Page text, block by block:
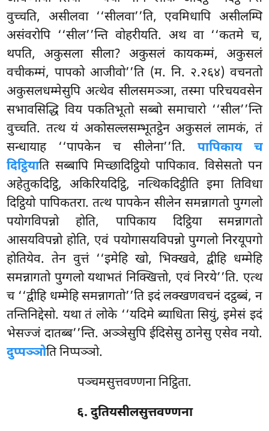
वुच्चति, असीलवा ‘‘सीलवा’’ति, एवमिधापि असीलम्पि
असंवरोपि ‘‘सील’’न्ति वोहरीयति. अथ वा ‘‘कतमे च,
थपति, अकुसला सीला? अकुसलं कायकम्मं, अकुसलं
वचीकम्मं, पापको आजीवो’’ति (म. नि. २.२६४) वचनतो
अकुसलधम्मेसुपि अत्थेव सीलसमञ्ञा, तस्मा परिचयवसेन
सभावसिद्धि विय पकतिभूतो सब्बो समाचारो ‘‘सील’’न्ति
वुच्चति. तत्थ यं अकोसल्लसम्भूतट्ठेन अकुसलं लामकं, तं
सन्धायाह ‘‘पापकेन च सीलेना’’ति. पापिकाय च
दिट्ठियाति सब्बापि मिच्छादिट्ठियो पापिकाव. विसेसतो पन
अहेतुकदिट्ठि, अकिरियदिट्ठि, नत्थिकदिट्ठीति इमा तिविधा
दिट्ठियो पापिकतरा. तत्थ पापकेन सीलेन समन्नागतो पुग्गलो
पयोगविपन्नो होति, पापिकाय दिट्ठिया समन्नागतो
आसयविपन्नो होति, एवं पयोगासयविपन्नो पुग्गलो निरयूपगो
होतियेव. तेन वुत्तं ‘‘इमेहि खो, भिक्खवे, द्वीहि धम्मेहि
समन्नागतो पुग्गलो यथाभतं निक्खित्तो, एवं निरये’’ति. एत्थ
च ‘‘द्वीहि धम्मेहि समन्नागतो’’ति इदं लक्खणवचनं दट्ठब्बं, न
तन्तिनिद्देसो. यथा तं लोके ‘‘यदिमे ब्याधिता सियुं, इमेसं इदं
भेसज्जं दातब्ब’’न्ति. अञ्ञेसुपि ईदिसेसु ठानेसु एसेव नयो.
दुप्पञ्ञोति निप्पञ्ञो.
पञ्चमसुत्तवण्णना निट्ठिता.
६. दुतियसीलसुत्तवण्णना